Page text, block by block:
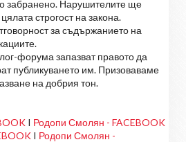
забранено. Нарушителите ще
строгост на закона.
за съдържанието на
форума запазват правото да
публикуването им. Призоваваме
на добрия тон.
I Родопи Смолян - FACEBOOK
I Родопи Смолян -